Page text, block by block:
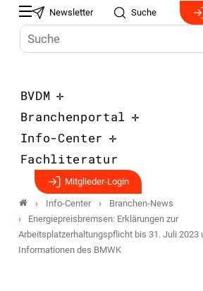
Newsletter Suche
BVDM
Branchenportal
Info-Center
Fachliteratur
Mitglieder-Login
Info-Center
Branchen-News
Energiepreisbremsen: Erklärungen zur
Arbeitsplatzerhaltungspflicht bis 31. Juli 2023
Informationen des BMWK